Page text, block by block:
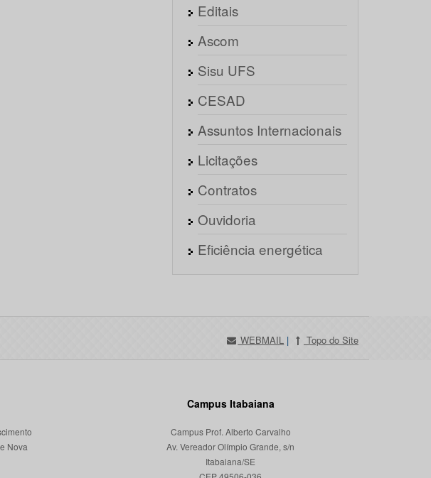
Editais
Ascom
Sisu UFS
CESAD
Assuntos Internacionais
Licitações
Contratos
Ouvidoria
Eficiência energética
WEBMAIL | Topo do Site
Nova
Campus Itabaiana
Campus Prof. Alberto Carvalho
Av. Vereador Olímpio Grande, s/n
Itabaiana/SE